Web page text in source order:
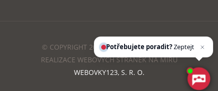
© COPYRIGHT 2018 DOSTIHOVASKOLA.CZ
REALIZACE WEBOVÝCH STRÁNEK NA MÍRU
WEBOVKY123, S. R. O.
Potřebujete poradit?Zeptejte se našeho
asiste